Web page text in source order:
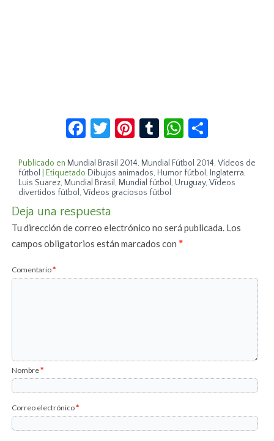
Facebook
Twitter
Pinterest
TumblrWhatsApp
Publicado en Mundial Brasil 2014, Mundial Fútbol 2014,Vídeos de
fútbol
Etiquetado Dibujos animados, Humor fútbol, Inglaterra,
Luis Suarez, Mundial Brasil, Mundial fútbol, Uruguay,Vídeos
divertidos fútbol,Vídeos graciosos fútbol
Deja una respuesta
Tu dirección de correo electrónico no será publicada. Los
campos obligatorios están marcados con*
Comentario*
Nombre*
Correo electrónico*